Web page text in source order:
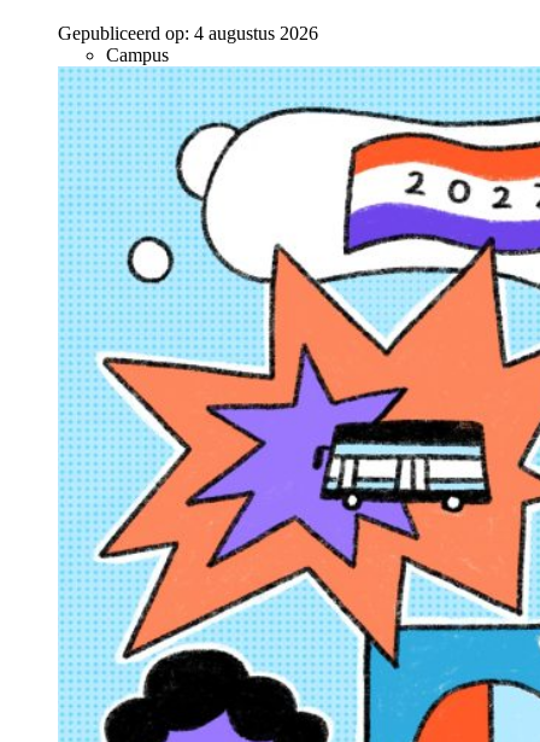
Gepubliceerd op: 4 augustus 2026
Campus